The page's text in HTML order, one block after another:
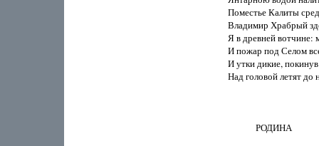
Поместье Калиты
Владимир Храбрый
Я в древней вотчине:
И пожар под Селом
И утки дикие,
Над головой летят
             РОДИНА